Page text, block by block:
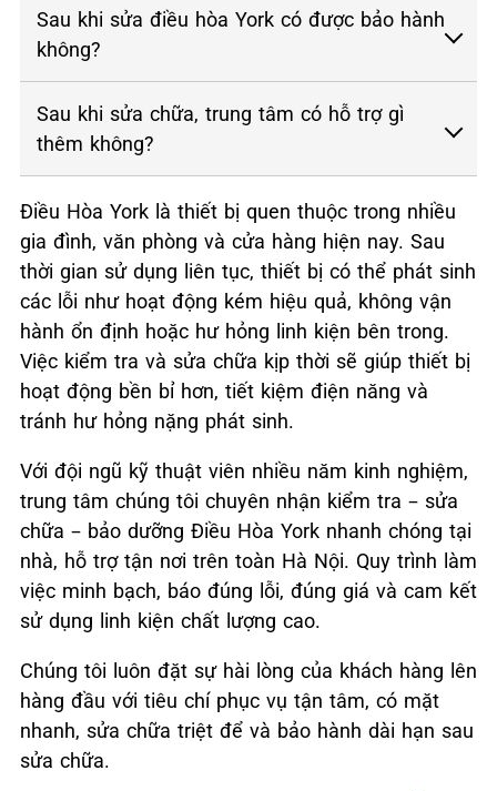
Sau khi sửa điều hòa York có được bảo hành
không?
Sau khi sửa chữa, trung tâm có hỗ trợ gì
thêm không?
Điều Hòa York là thiết bị quen thuộc trong nhiều
gia đình, văn phòng và cửa hàng hiện nay. Sau
thời gian sử dụng liên tục, thiết bị có thể phát sinh
các lỗi như hoạt động kém hiệu quả, không vận
hành ổn định hoặc hư hỏng linh kiện bên trong.
Việc kiểm tra và sửa chữa kịp thời sẽ giúp thiết bị
hoạt động bền bỉ hơn, tiết kiệm điện năng và
tránh hư hỏng nặng phát sinh.
Với đội ngũ kỹ thuật viên nhiều năm kinh nghiệm,
trung tâm chúng tôi chuyên nhận kiểm tra – sửa
chữa – bảo dưỡng Điều Hòa York nhanh chóng tại
nhà, hỗ trợ tận nơi trên toàn Hà Nội. Quy trình làm
việc minh bạch, báo đúng lỗi, đúng giá và cam kết
sử dụng linh kiện chất lượng cao.
Chúng tôi luôn đặt sự hài lòng của khách hàng lên
hàng đầu với tiêu chí phục vụ tận tâm, có mặt
nhanh, sửa chữa triệt để và bảo hành dài hạn sau
sửa chữa.